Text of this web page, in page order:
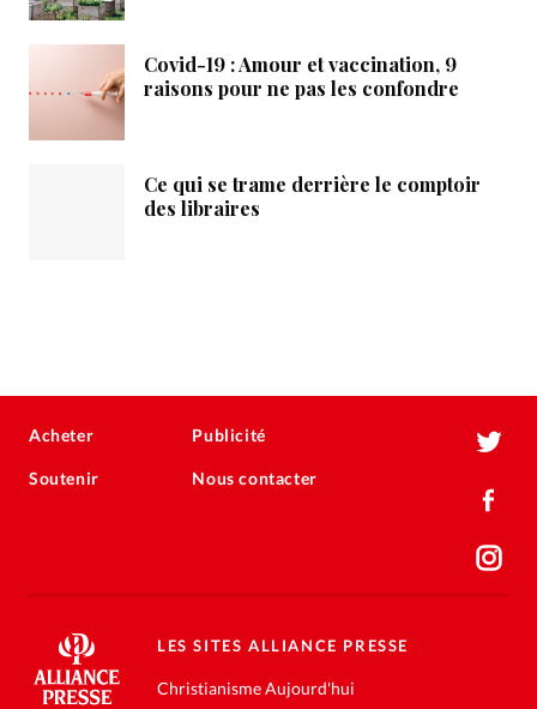
Covid-19 : Amour et vaccination, 9
raisons pour ne pas les confondre
Ce qui se trame derrière le comptoir
des libraires
Acheter
Soutenir
Publicité
Nous contacter
LES SITES ALLIANCE PRESSE
Christianisme Aujourd'hui